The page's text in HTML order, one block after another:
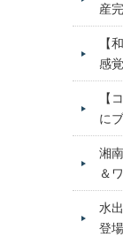
産
【
感
【
に
湘
＆
水
登